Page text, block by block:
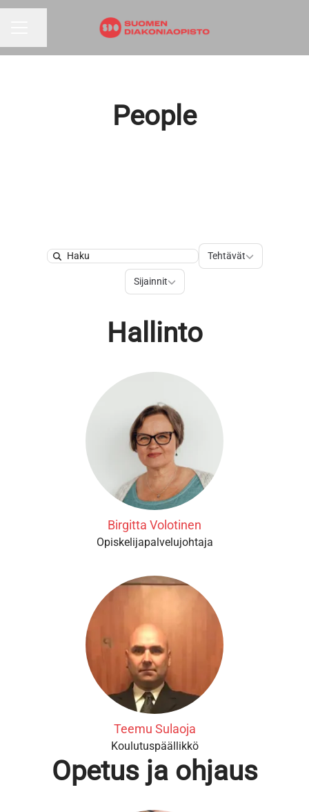
People
Search
Tehtävät
Tehtävät
Sijainnit
Sijainnit
Hallinto
Birgitta Volotinen
Opiskelijapalvelujohtaja
Teemu Sulaoja
Koulutuspäällikkö
Opetus ja ohjaus